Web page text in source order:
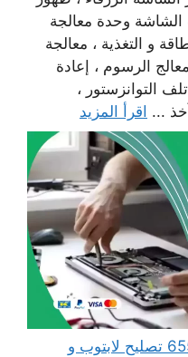
وحدة معالجة
و التغذية ، معالجة
الرسوم ، إعادة
التوانزستور ،
... اقرأ المزيد
مهندس كمبيوتر الزور 65511033 تصليح لابتوب و